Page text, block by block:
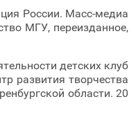
России. Масс-медиа
МГУ, переизданное,
детских клуб
развития творчества
области. 20